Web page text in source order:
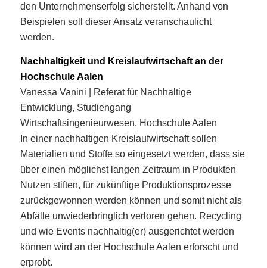
den Unternehmenserfolg sicherstellt. Anhand von
Beispielen soll dieser Ansatz veranschaulicht
werden.
Nachhaltigkeit und Kreislaufwirtschaft an der
Hochschule Aalen
Vanessa Vanini | Referat für Nachhaltige
Entwicklung, Studiengang
Wirtschaftsingenieurwesen, Hochschule Aalen
In einer nachhaltigen Kreislaufwirtschaft sollen
Materialien und Stoffe so eingesetzt werden, dass sie
über einen möglichst langen Zeitraum in Produkten
Nutzen stiften, für zukünftige Produktionsprozesse
zurückgewonnen werden können und somit nicht als
Abfälle unwiederbringlich verloren gehen. Recycling
und wie Events nachhaltig(er) ausgerichtet werden
können wird an der Hochschule Aalen erforscht und
erprobt.